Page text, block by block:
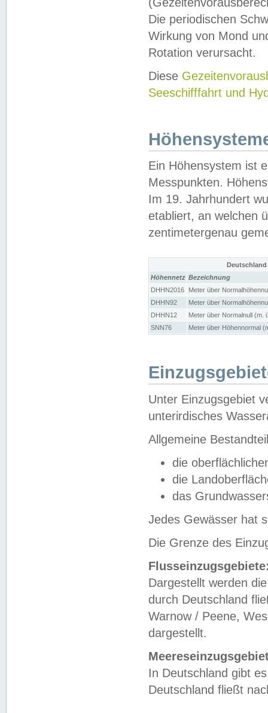
Die periodischen
Wirkung von Mond
Rotation verursacht.
Diese
Seeschifffahrt und
Ein Höhensystem ist
Messpunkten.
Im 19. Jahrhundert
etabliert, an welchen
zentimetergenau
Höhennetz Bezeichnung
DHHN2016
Meter über
DHHN92
Meter über
DHHN12
Meter über Normalnull (m.
SNN76
Meter über Höhennormal
Unter Einzugsgebiet
unterirdisches
Allgemeine
die
die
das
Jedes Gewässer hat
Die Grenze des
Dargestellt werden
durch Deutschland
Warnow / Peene,
dargestellt.
In Deutschland gibt
Deutschland fließt